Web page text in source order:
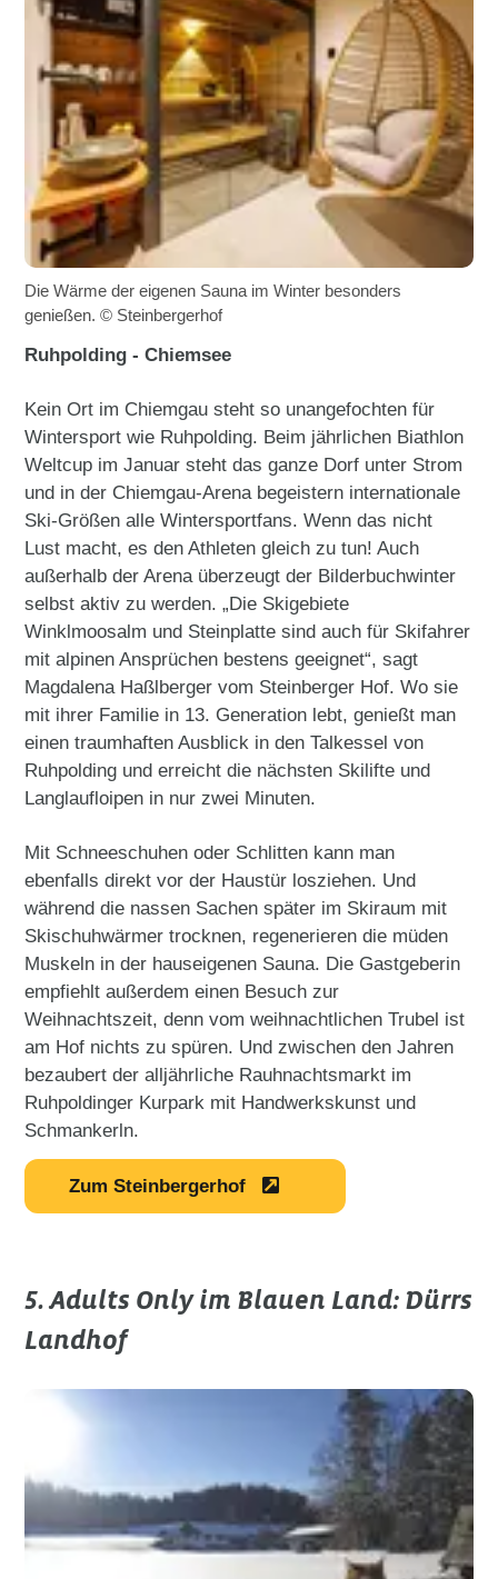
Die Wärme der eigenen Sauna im Winter besonders
genießen. © Steinbergerhof
Ruhpolding - Chiemsee
Kein Ort im Chiemgau steht so unangefochten für
Wintersport wie Ruhpolding. Beim jährlichen Biathlon
Weltcup im Januar steht das ganze Dorf unter Strom
und in der Chiemgau-Arena begeistern internationale
Ski-Größen alle Wintersportfans. Wenn das nicht
Lust macht, es den Athleten gleich zu tun! Auch
außerhalb der Arena überzeugt der Bilderbuchwinter
selbst aktiv zu werden. „Die Skigebiete
Winklmoosalm und Steinplatte sind auch für Skifahrer
mit alpinen Ansprüchen bestens geeignet“, sagt
Magdalena Haßlberger vom Steinberger Hof. Wo sie
mit ihrer Familie in 13. Generation lebt, genießt man
einen traumhaften Ausblick in den Talkessel von
Ruhpolding und erreicht die nächsten Skilifte und
Langlaufloipen in nur zwei Minuten.
Mit Schneeschuhen oder Schlitten kann man
ebenfalls direkt vor der Haustür losziehen. Und
während die nassen Sachen später im Skiraum mit
Skischuhwärmer trocknen, regenerieren die müden
Muskeln in der hauseigenen Sauna. Die Gastgeberin
empfiehlt außerdem einen Besuch zur
Weihnachtszeit, denn vom weihnachtlichen Trubel ist
am Hof nichts zu spüren. Und zwischen den Jahren
bezaubert der alljährliche Rauhnachtsmarkt im
Ruhpoldinger Kurpark mit Handwerkskunst und
Schmankerln.
Zum Steinbergerhof
5. Adults Only im Blauen Land: Dürrs
Landhof